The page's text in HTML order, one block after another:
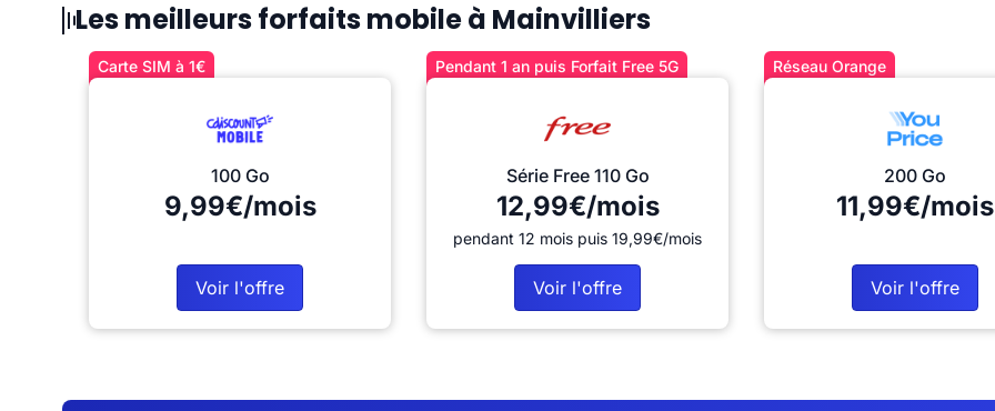
Les meilleurs forfaits mobile à Mainvilliers
Carte SIM à 1€
100 Go
9,99€/mois
Voir l'offre
Pendant 1 an puis Forfait Free 5G
Série Free 110 Go
12,99€/mois
pendant 12 mois puis 19,99€/mois
Voir l'offre
Réseau Orange
200 Go
11,99€/mois
Voir l'offre